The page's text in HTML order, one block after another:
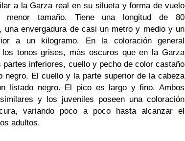
a la Garza real en su silueta y forma de vuelo
menor tamaño. Tiene una longitud de 80
una envergadura de casi un metro y medio y un
a un kilogramo. En la coloración general
los tonos grises, más oscuros que en la Garza
partes inferiores, cuello y pecho de color castaño
negro. El cuello y la parte superior de la cabeza
listado negro. El pico es largo y fino. Ambos
y los juveniles poseen una coloración
variando poco a poco hasta alcanzar el
adultos.